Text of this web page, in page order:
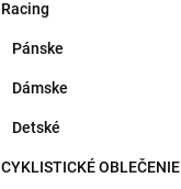
Racing
Pánske
Dámske
Detské
CYKLISTICKÉ OBLEČENIE